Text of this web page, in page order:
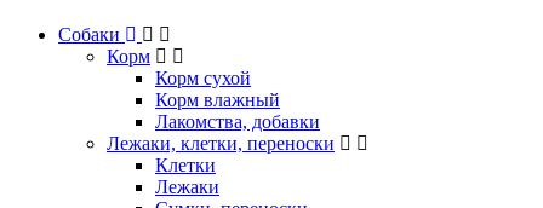
Собаки
Корм
Корм сухой
Корм влажный
Лакомства, добавки
Лежаки, клетки, переноски
Клетки
Лежаки